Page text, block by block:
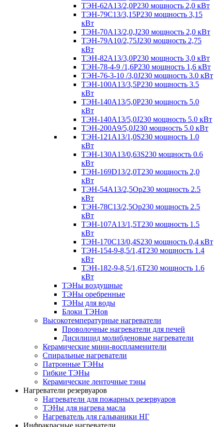
ТЭН-62А13/2,0Р230 мощность 2,0 кВт
ТЭН-79С13/3,15Р230 мощность 3,15
кВт
ТЭН-70А13/2,0,J230 мощность 2,0 кВт
ТЭН-79А10/2,75J230 мощность 2,75
кВт
ТЭН-82А13/3,0Р230 мощность 3,0 кВт
ТЭН-78-4-9 /1,6P230 мощность 1,6 кВт
ТЭН-76-3-10 /3,0J230 мощность 3.0 кВт
ТЭН-100А13/3,5Р230 мощность 3.5
кВт
ТЭН-140А13/5,0Р230 мощность 5.0
кВт
ТЭН-140А13/5,0J230 мощность 5.0 кВт
ТЭН-200А9/5,0J230 мощность 5.0 кВт
ТЭН-121А13/1,0S230 мощность 1.0
кВт
ТЭН-130А13/0,63S230 мощность 0.6
кВт
ТЭН-169D13/2,0T230 мощность 2,0
кВт
ТЭН-54А13/2,5Ор230 мощность 2.5
кВт
ТЭН-78С13/2,5Ор230 мощность 2.5
кВт
ТЭН-107А13/1,5Т230 мощность 1.5
кВт
ТЭН-170C13/0,4S230 мощность 0,4 кВт
ТЭН-154-9-8,5/1,4Т230 мощность 1.4
кВт
ТЭН-182-9-8,5/1,6Т230 мощность 1.6
кВт
ТЭНы воздушные
ТЭНы оребренные
ТЭНы для воды
Блоки ТЭНов
Высокотемпературные нагреватели
Проволочные нагреватели для печей
Дисилицид молибденовые нагреватели
Керамические мини-воспламенители
Спиральные нагреватели
Патронные ТЭНы
Гибкие ТЭНы
Керамические ленточные тэны
Нагреватели резервуаров
Нагреватели для пожарных резервуаров
ТЭНы для нагрева масла
Нагреватель для гальваники НГ
Инфракрасные нагреватели